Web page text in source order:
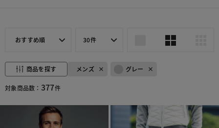
おすすめ順 30件
商品を探す メンズ グレー
対象商品数： 377件